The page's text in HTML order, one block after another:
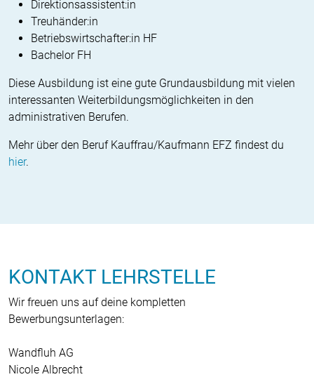
Direktionsassistent:in
Treuhänder:in
Betriebswirtschafter:in HF
Bachelor FH
Diese Ausbildung ist eine gute Grund­ausbildung mit vielen
interessanten Weiterbildungsmöglichkeiten in den
administrativen Berufen.
Mehr über den Beruf Kauffrau/Kaufmann EFZ findest du
hier.
KONTAKT LEHRSTELLE
Wir freuen uns auf deine kompletten
Bewerbungsunterlagen:
Wandfluh AG
Nicole Albrecht